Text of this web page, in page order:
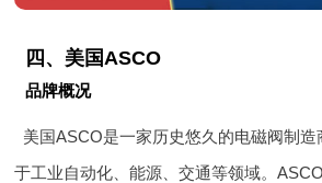
四、美国ASCO
品牌概况
美国ASCO是一家历史悠久的电磁阀制
于工业自动化、能源、交通等领域。